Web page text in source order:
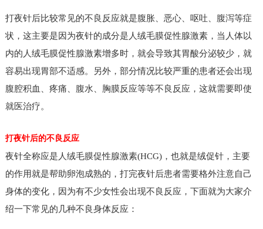
打夜针后比较常见的不良反应就是腹胀、恶心、呕吐、腹泻等症
状，这主要是因为夜针的成分是人绒毛膜促性腺激素，当人体以
内的人绒毛膜促性腺激素增多时，就会导致其胃酸分泌较少，就
容易出现胃部不适感。另外，部分情况比较严重的患者还会出现
腹腔积血、疼痛、腹水、胸膜反应等等不良反应，这就需要即使
就医治疗。
打夜针后的不良反应
夜针全称应是人绒毛膜促性腺激素(HCG)，也就是绒促针，主要
的作用就是帮助卵泡成熟的，打完夜针后患者需要格外注意自己
身体的变化，因为有不少女性会出现不良反应，下面就为大家介
绍一下常见的几种不良身体反应：